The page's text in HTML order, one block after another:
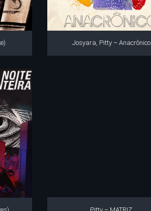
Josyara, Pitty – Anacrônico
Pitty – MATRIZ